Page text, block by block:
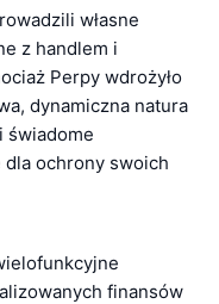
własne
z handlem i
Perpy wdrożyło
dynamiczna natura
świadome
ochrony swoich
finansów